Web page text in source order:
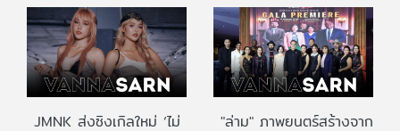
JMNK ส่งซิงเกิลใหม่ ‘ไม่
"ล่าม" ภาพยนตร์สร้างจาก